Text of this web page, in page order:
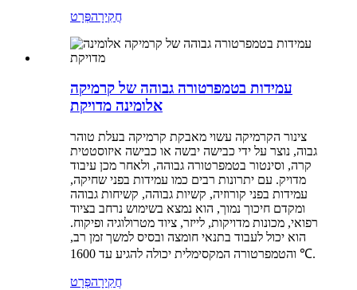
חֲקִירָהפְּרָט
עמידות בטמפרטורה גבוהה של קרמיקה
אלומינה מדויקת
צינור הקרמיקה עשוי מאבקת קרמיקה בעלת טוהר
גבוה, נוצר על ידי כבישה יבשה או כבישה איזוסטטית
קרה, וסינטור בטמפרטורה גבוהה, ולאחר מכן עיבוד
מדויק. עם יתרונות רבים כמו עמידות בפני שחיקה,
עמידות בפני קורוזיה, קשיות גבוהה, קשיחות גבוהה
ומקדם חיכוך נמוך, הוא נמצא בשימוש נרחב בציוד
רפואי, מכונות מדויקות, לייזר, ציוד מטרולוגיה ופיקוח.
הוא יכול לעבוד בתנאי חומצה ובסיס למשך זמן רב,
והטמפרטורה המקסימלית יכולה להגיע עד 1600 ℃.
חֲקִירָהפְּרָט